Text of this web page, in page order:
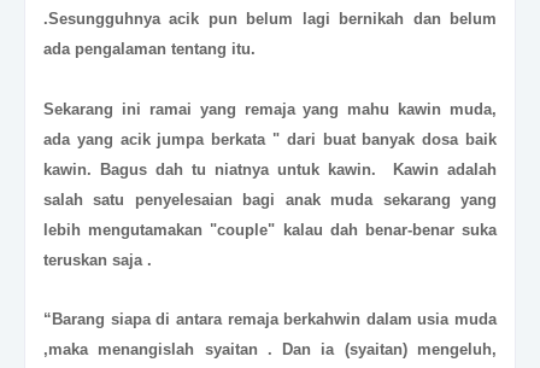
.Sesungguhnya acik pun belum lagi bernikah dan belum
ada pengalaman tentang itu.
Sekarang ini ramai yang remaja yang mahu kawin muda,
ada yang acik jumpa berkata " dari buat banyak dosa baik
kawin. Bagus dah tu niatnya untuk kawin. Kawin adalah
salah satu penyelesaian bagi anak muda sekarang yang
lebih mengutamakan "couple" kalau dah benar-benar suka
teruskan saja .
“Barang siapa di antara remaja berkahwin dalam usia muda
,maka menangislah syaitan . Dan ia (syaitan) mengeluh,